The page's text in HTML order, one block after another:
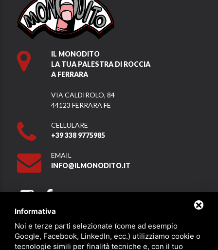
IL MONODITO
LA TUA PALESTRA DI ROCCIA
A FERRARA
VIA CALDIROLO, 84
44123 FERRARA FE
CELLULARE
+39 338 9775985
EMAIL
INFO@ILMONODITO.IT
Partner
Informativa
Noi e terze parti selezionate (come ad esempio
Google, Facebook, LinkedIn, ecc.) utilizziamo cookie o
tecnologie simili per finalità tecniche e, con il tuo